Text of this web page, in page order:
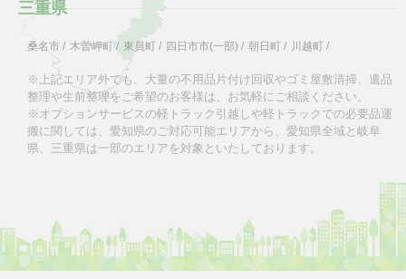
三重県
桑名市 / 木曽岬町/ 東員町 / 四日市市(一部) / 朝日町 / 川越町 /
※上記エリア外でも、大量の不用品片付け回収やゴミ屋敷清掃、遺品
整理や生前整理をご希望のお客様は、お気軽にご相談ください。
※オプションサービスの軽トラック引越しや軽トラックでの必要品運
搬に関しては、愛知県のご対応可能エリアから、愛知県全域と岐阜
県、三重県は一部のエリアを対象といたしております。